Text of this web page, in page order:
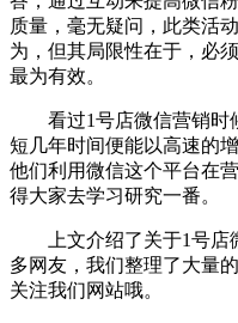
质量，毫无疑问，此类活
为，但其局限性在于，必
最为有效。
看过1号店微信营销时
短几年时间便能以高速的
他们利用微信这个平台在
得大家去学习研究一番。
上文介绍了关于1号店
多网友，我们整理了大量
关注我们网站哦。